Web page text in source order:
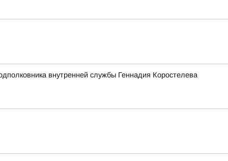
внутренней службы Геннадия Коростелева